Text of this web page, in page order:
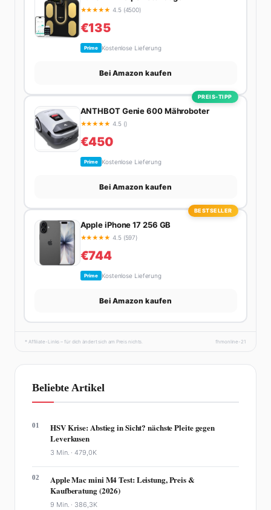
perfekten Espresso. Sein Motto: Lieber einmal richtig
★★★★★ 4.5 (4500)
€135
Prime Kostenlose Lieferung
Bei Amazon kaufen
PREIS-TIPP
ANTHBOT Genie 600 Mähroboter
★★★★★ 4.5 ()
€450
Prime Kostenlose Lieferung
Bei Amazon kaufen
BESTSELLER
Apple iPhone 17 256 GB
★★★★★ 4.5 (597)
€744
Prime Kostenlose Lieferung
Bei Amazon kaufen
* Affiliate-Links – für dich ändert sich am Preis nichts. fhmonline-21
Beliebte Artikel
01
HSV Krise: Abstieg in Sicht? nächste Pleite gegen
Leverkusen
3 Min. ·479,0K
02
Apple Mac mini M4 Test: Leistung, Preis &
Kaufberatung (2026)
9 Min. · 386,3K